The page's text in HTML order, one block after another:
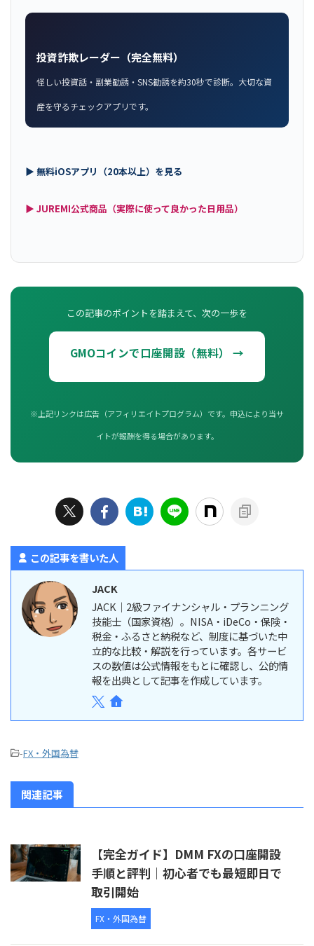
投資詐欺レーダー（完全無料）
怪しい投資話・副業勧誘・SNS勧誘を約30秒で診断。大切な資
産を守るチェックアプリです。
▶ 無料iOSアプリ（20本以上）を見る
▶ JUREMI公式商品（実際に使って良かった日用品）
この記事のポイントを踏まえて、次の一歩を
GMOコインで口座開設（無料） →
※上記リンクは広告（アフィリエイトプログラム）です。申込により当サ
イトが報酬を得る場合があります。
この記事を書いた人
JACK
JACK｜2級ファイナンシャル・プランニング
技能士（国家資格）。NISA・iDeCo・保険・
税金・ふるさと納税など、制度に基づいた中
立的な比較・解説を行っています。各サービ
スの数値は公式情報をもとに確認し、公的情
報を出典として記事を作成しています。
-FX・外国為替
関連記事
【完全ガイド】DMM FXの口座開設
手順と評判｜初心者でも最短即日で
取引開始
FX・外国為替